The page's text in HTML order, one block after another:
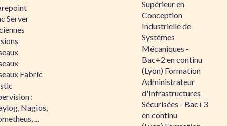
Server
Fabric
:
Nagios,
...
Supérieur en
Conception
Industrielle de
Systèmes
Mécaniques -
Bac+2 en continu
(Lyon) Formation
Administrateur
d'Infrastructures
Sécurisées - Bac+3
en continu